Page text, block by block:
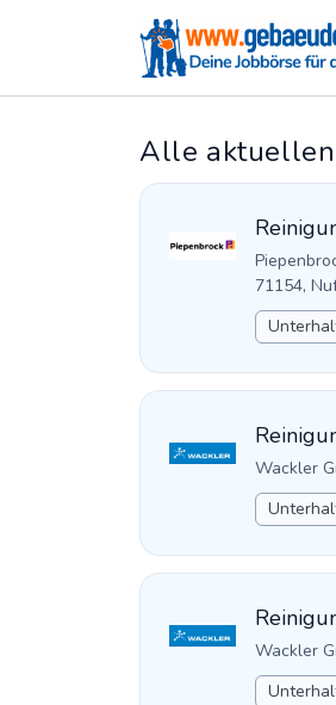
Alle aktuellen
71154,
Wackler
Wackler